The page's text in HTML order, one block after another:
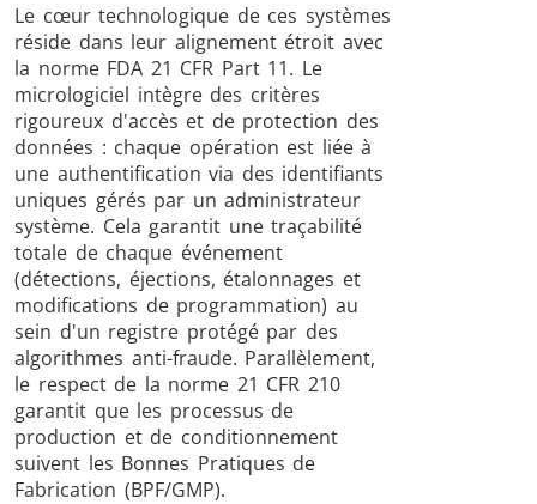
Le cœur technologique de ces systèmes
réside dans leur alignement étroit avec
la norme FDA 21 CFR Part 11. Le
micrologiciel intègre des critères
rigoureux d'accès et de protection des
données : chaque opération est liée à
une authentification via des identifiants
uniques gérés par un administrateur
système. Cela garantit une traçabilité
totale de chaque événement
(détections, éjections, étalonnages et
modifications de programmation) au
sein d'un registre protégé par des
algorithmes anti-fraude. Parallèlement,
le respect de la norme 21 CFR 210
garantit que les processus de
production et de conditionnement
suivent les Bonnes Pratiques de
Fabrication (BPF/GMP).